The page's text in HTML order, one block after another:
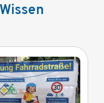
Wissen